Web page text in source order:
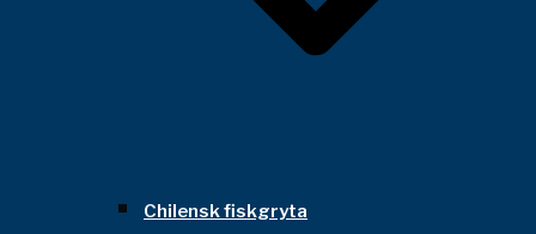
Chilensk fiskgryta